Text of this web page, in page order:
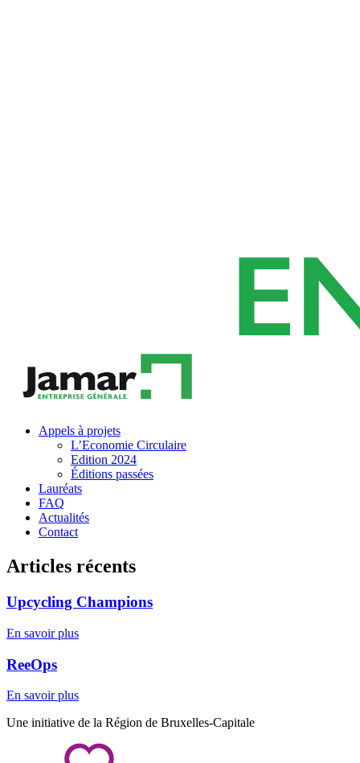
Appels à projets
L’Economie Circulaire
Edition 2024
Éditions passées
Lauréats
FAQ
Actualités
Contact
Articles récents
Upcycling Champions
En savoir plus
ReeOps
En savoir plus
Une initiative de la Région de Bruxelles-Capitale